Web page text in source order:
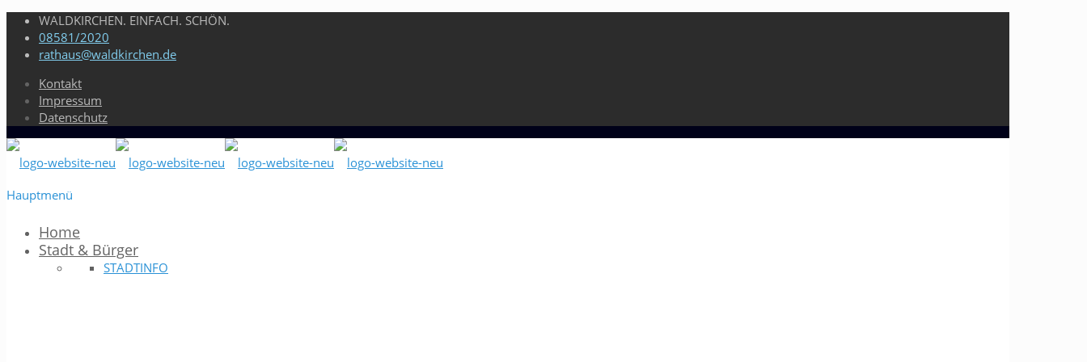
WALDKIRCHEN. EINFACH. SCHÖN.
08581/2020
rathaus@waldkirchen.de
Kontakt
Impressum
Datenschutz
Hauptmenü
Home
Stadt & Bürger
STADTINFO